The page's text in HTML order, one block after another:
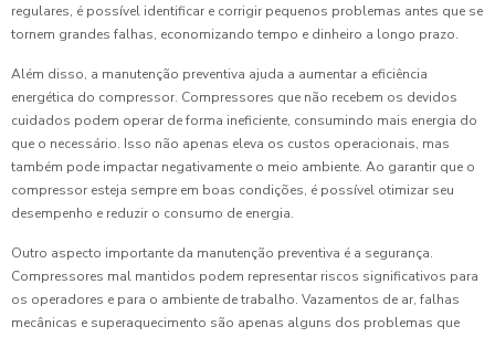
regulares, é possível identificar e corrigir pequenos problemas antes que se
tornem grandes falhas, economizando tempo e dinheiro a longo prazo.
Além disso, a manutenção preventiva ajuda a aumentar a eficiência
energética do compressor. Compressores que não recebem os devidos
cuidados podem operar de forma ineficiente, consumindo mais energia do
que o necessário. Isso não apenas eleva os custos operacionais, mas
também pode impactar negativamente o meio ambiente. Ao garantir que o
compressor esteja sempre em boas condições, é possível otimizar seu
desempenho e reduzir o consumo de energia.
Outro aspecto importante da manutenção preventiva é a segurança.
Compressores mal mantidos podem representar riscos significativos para
os operadores e para o ambiente de trabalho. Vazamentos de ar, falhas
mecânicas e superaquecimento são apenas alguns dos problemas que